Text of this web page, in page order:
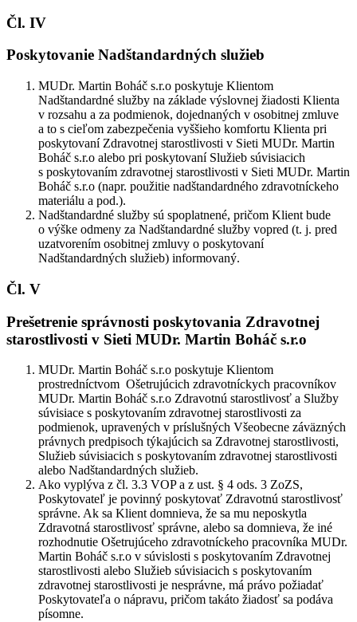
Čl. IV
Poskytovanie Nadštandardných služieb
MUDr. Martin Boháč s.r.o poskytuje Klientom
Nadštandardné služby na základe výslovnej žiadosti Klienta
v rozsahu a za podmienok, dojednaných v osobitnej zmluve
a to s cieľom zabezpečenia vyššieho komfortu Klienta pri
poskytovaní Zdravotnej starostlivosti v Sieti MUDr. Martin
Boháč s.r.o alebo pri poskytovaní Služieb súvisiacich
s poskytovaním zdravotnej starostlivosti v Sieti MUDr. Martin
Boháč s.r.o (napr. použitie nadštandardného zdravotníckeho
materiálu a pod.).
Nadštandardné služby sú spoplatnené, pričom Klient bude
o výške odmeny za Nadštandardné služby vopred (t. j. pred
uzatvorením osobitnej zmluvy o poskytovaní
Nadštandardných služieb) informovaný.
Čl. V
Prešetrenie správnosti poskytovania Zdravotnej
starostlivosti v Sieti MUDr. Martin Boháč s.r.o
MUDr. Martin Boháč s.r.o poskytuje Klientom
prostredníctvom Ošetrujúcich zdravotníckych pracovníkov
MUDr. Martin Boháč s.r.o Zdravotnú starostlivosť a Služby
súvisiace s poskytovaním zdravotnej starostlivosti za
podmienok, upravených v príslušných Všeobecne záväzných
právnych predpisoch týkajúcich sa Zdravotnej starostlivosti,
Služieb súvisiacich s poskytovaním zdravotnej starostlivosti
alebo Nadštandardných služieb.
Ako vyplýva z čl. 3.3 VOP a z ust. § 4 ods. 3 ZoZS,
Poskytovateľ je povinný poskytovať Zdravotnú starostlivosť
správne. Ak sa Klient domnieva, že sa mu neposkytla
Zdravotná starostlivosť správne, alebo sa domnieva, že iné
rozhodnutie Ošetrujúceho zdravotníckeho pracovníka MUDr.
Martin Boháč s.r.o v súvislosti s poskytovaním Zdravotnej
starostlivosti alebo Služieb súvisiacich s poskytovaním
zdravotnej starostlivosti je nesprávne, má právo požiadať
Poskytovateľa o nápravu, pričom takáto žiadosť sa podáva
písomne.